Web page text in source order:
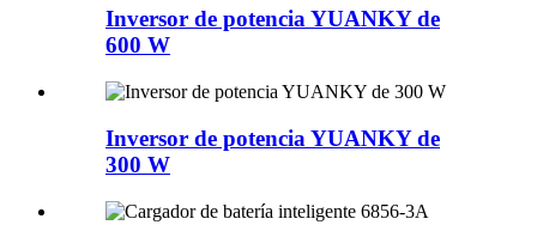
Inversor de potencia YUANKY de
600 W
Inversor de potencia YUANKY de
300 W